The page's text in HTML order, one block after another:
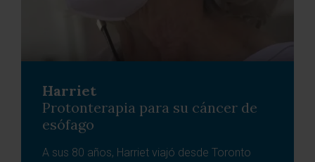
Harriet
Protonterapia para su cáncer de
esófago
A sus 80 años, Harriet viajó desde Toronto